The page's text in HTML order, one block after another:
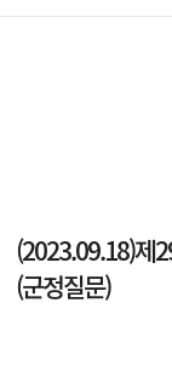
(2023.09.18)제
(군정질문)